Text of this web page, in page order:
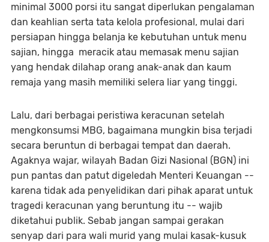
minimal 3000 porsi itu sangat diperlukan pengalaman
dan keahlian serta tata kelola profesional, mulai dari
persiapan hingga belanja ke kebutuhan untuk menu
sajian, hingga meracik atau memasak menu sajian
yang hendak dilahap orang anak-anak dan kaum
remaja yang masih memiliki selera liar yang tinggi.
Lalu, dari berbagai peristiwa keracunan setelah
mengkonsumsi MBG, bagaimana mungkin bisa terjadi
secara beruntun di berbagai tempat dan daerah.
Agaknya wajar, wilayah Badan Gizi Nasional (BGN) ini
pun pantas dan patut digeledah Menteri Keuangan --
karena tidak ada penyelidikan dari pihak aparat untuk
tragedi keracunan yang beruntung itu -- wajib
diketahui publik. Sebab jangan sampai gerakan
senyap dari para wali murid yang mulai kasak-kusuk